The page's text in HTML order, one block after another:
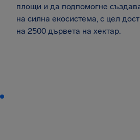
площи и да подпомогне
на силна екосистема, с цел
на 2500 дървета на хектар.